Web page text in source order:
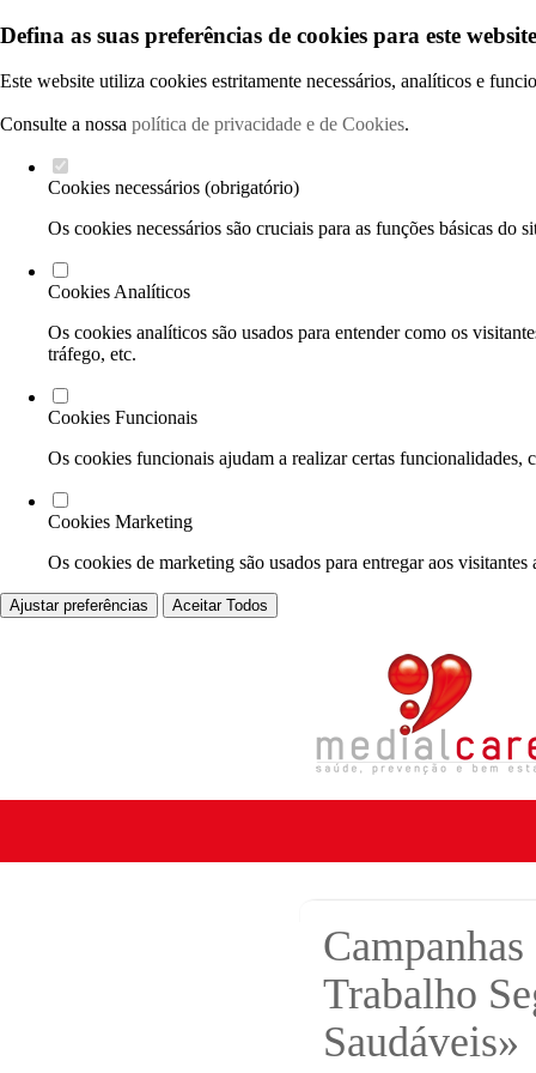
Defina as suas preferências de cookies para este
Este website utiliza cookies estritamente necessários, analíticos e
Consulte a nossa política de privacidade e de Cookies.
Cookies necessários (obrigatório)
Os cookies necessários são cruciais para as funções básicas do
Cookies Analíticos
Os cookies analíticos são usados para entender como os
tráfego, etc.
Cookies Funcionais
Os cookies funcionais ajudam a realizar certas funcionalidades,
Cookies Marketing
Os cookies de marketing são usados para entregar aos
Ajustar preferências Aceitar Todos
Trabalho
Saudáveis»